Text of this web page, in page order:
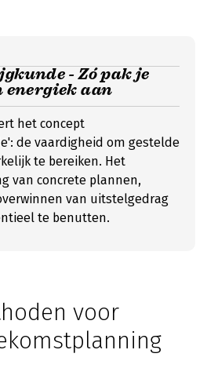
- Zó pak je
aan
het concept
de vaardigheid om gestelde
te bereiken. Het
van concrete plannen,
van uitstelgedrag
te benutten.
voor